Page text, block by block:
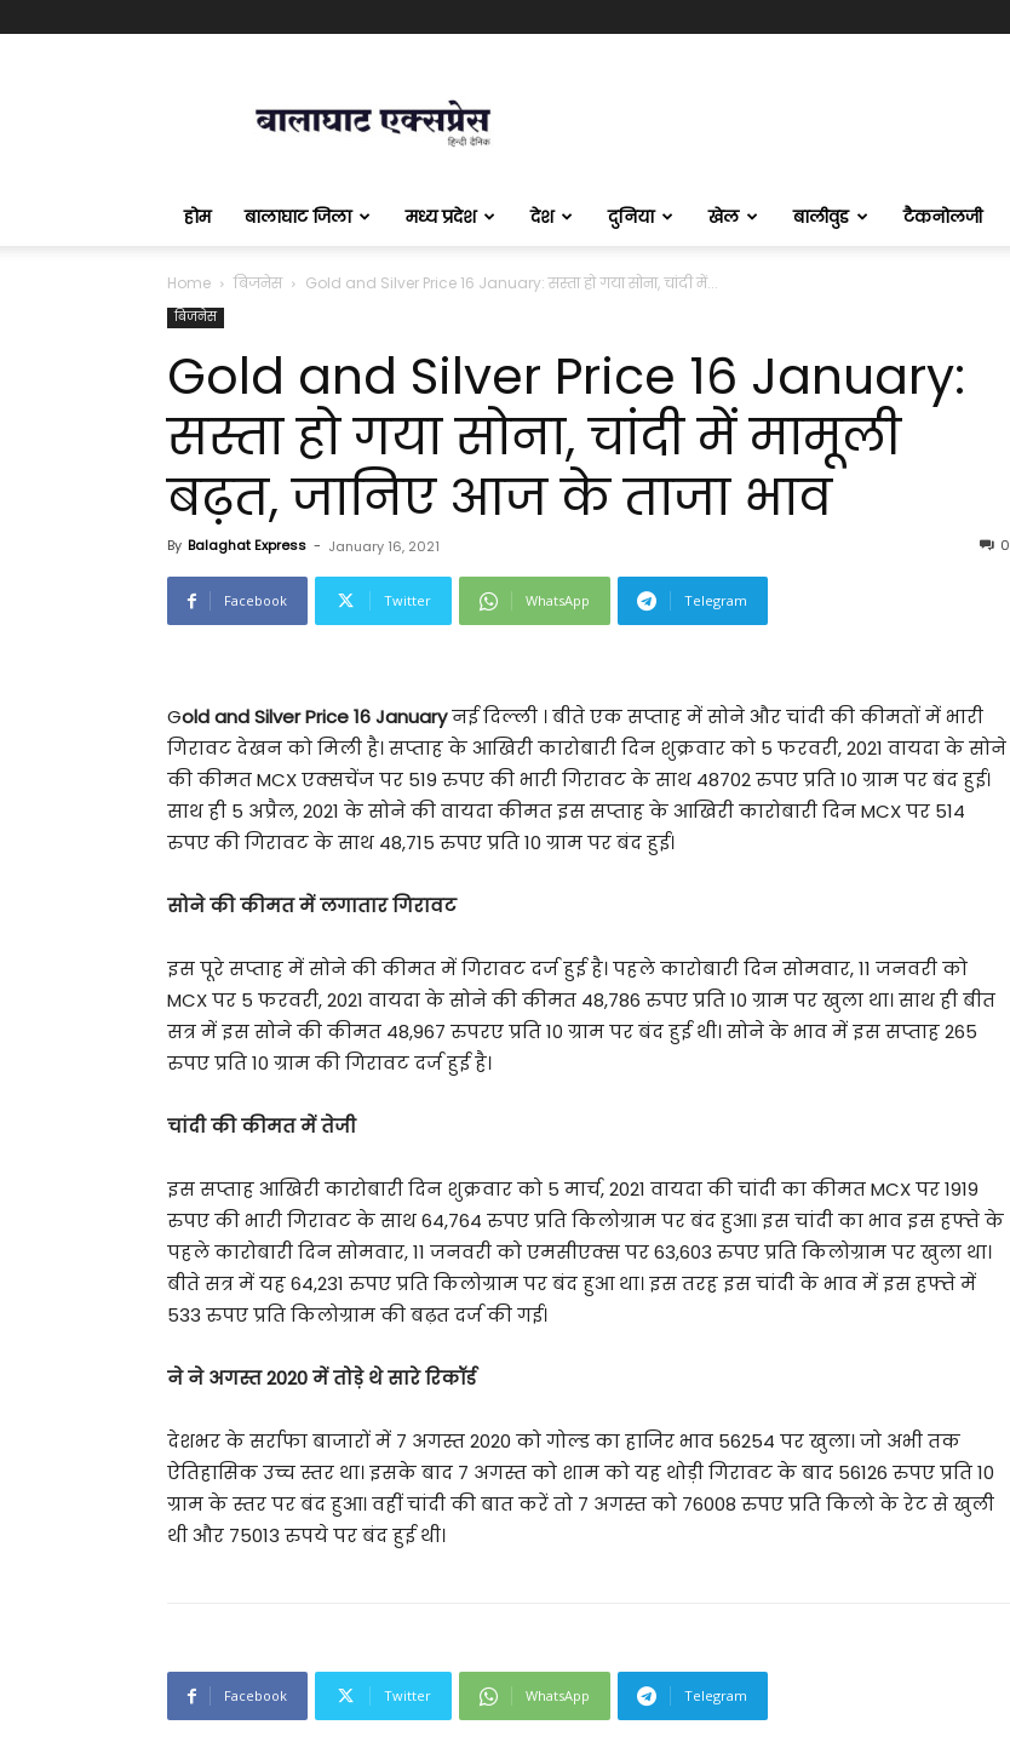
एक्सप्रेस
होम बालाघाट जिला मध्य प्रदेश देश दुनिया खेल बालीवुड टैकनोलजी
Home बिजनेस Gold and Silver Price 16 January: सस्ता हो गया सोना, चांदी में...
बिजनेस
Gold and Silver Price 16 January:
सस्ता हो गया सोना, चांदी में मामूली
बढ़त, जानिए आज के ताजा भाव
By Balaghat Express - January 16, 2021 0
Facebook Twitter WhatsApp Telegram
Gold and Silver Price 16 Januaryनई दिल्ली । बीते एक सप्ताह में सोने और चांदी की कीमतों में भारी
गिरावट देखन को मिली है। सप्ताह के आखिरी कारोबारी दिन शुक्रवार को 5 फरवरी, 2021 वायदा के सोने
की कीमत MCX एक्सचेंज पर 519 रुपए की भारी गिरावट के साथ 48702 रुपए प्रति 10 ग्राम पर बंद हुई।
साथ ही 5 अप्रैल, 2021 के सोने की वायदा कीमत इस सप्ताह के आखिरी कारोबारी दिन MCX पर 514
रुपए की गिरावट के साथ 48,715 रुपए प्रति 10 ग्राम पर बंद हुई।
सोने की कीमत में लगातार गिरावट
इस पूरे सप्ताह में सोने की कीमत में गिरावट दर्ज हुई है। पहले कारोबारी दिन सोमवार, 11 जनवरी को
MCX पर 5 फरवरी, 2021 वायदा के सोने की कीमत 48,786 रुपए प्रति 10 ग्राम पर खुला था। साथ ही बीत
सत्र में इस सोने की कीमत 48,967 रुपरए प्रति 10 ग्राम पर बंद हुई थी। सोने के भाव में इस सप्ताह 265
रुपए प्रति 10 ग्राम की गिरावट दर्ज हुई है।
चांदी की कीमत में तेजी
इस सप्ताह आखिरी कारोबारी दिन शुक्रवार को 5 मार्च, 2021 वायदा की चांदी का कीमत MCX पर 1919
रुपए की भारी गिरावट के साथ 64,764 रुपए प्रति किलोग्राम पर बंद हुआ। इस चांदी का भाव इस हफ्ते के
पहले कारोबारी दिन सोमवार, 11 जनवरी को एमसीएक्स पर 63,603 रुपए प्रति किलोग्राम पर खुला था।
बीते सत्र में यह 64,231 रुपए प्रति किलोग्राम पर बंद हुआ था। इस तरह इस चांदी के भाव में इस हफ्ते में
533 रुपए प्रति किलोग्राम की बढ़त दर्ज की गई।
ने ने अगस्त 2020 में तोड़े थे सारे रिकॉर्ड
देशभर के सर्राफा बाजारों में 7 अगस्त 2020 को गोल्ड का हाजिर भाव 56254 पर खुला। जो अभी तक
ऐतिहासिक उच्च स्तर था। इसके बाद 7 अगस्त को शाम को यह थोड़ी गिरावट के बाद 56126 रुपए प्रति 10
ग्राम के स्तर पर बंद हुआ। वहीं चांदी की बात करें तो 7 अगस्त को 76008 रुपए प्रति किलो के रेट से खुली
थी और 75013 रुपये पर बंद हुई थी।
Facebook Twitter WhatsApp Telegram